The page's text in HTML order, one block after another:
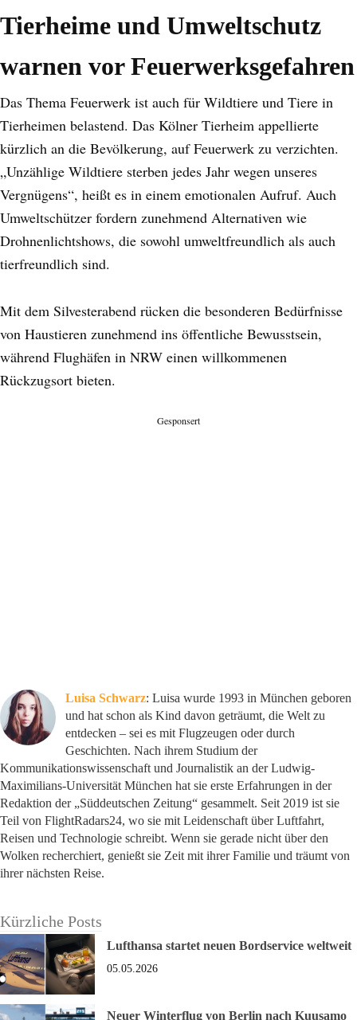
Tierheime und Umweltschutz
warnen vor Feuerwerksgefahren
Das Thema Feuerwerk ist auch für Wildtiere und Tiere in
Tierheimen belastend. Das Kölner Tierheim appellierte
kürzlich an die Bevölkerung, auf Feuerwerk zu verzichten.
„Unzählige Wildtiere sterben jedes Jahr wegen unseres
Vergnügens“, heißt es in einem emotionalen Aufruf. Auch
Umweltschützer fordern zunehmend Alternativen wie
Drohnenlichtshows, die sowohl umweltfreundlich als auch
tierfreundlich sind.
Mit dem Silvesterabend rücken die besonderen Bedürfnisse
von Haustieren zunehmend ins öffentliche Bewusstsein,
während Flughäfen in NRW einen willkommenen
Rückzugsort bieten.
Gesponsert
Luisa Schwarz: Luisa wurde 1993 in München geboren
und hat schon als Kind davon geträumt, die Welt zu
entdecken – sei es mit Flugzeugen oder durch
Geschichten. Nach ihrem Studium der
Kommunikationswissenschaft und Journalistik an der Ludwig-
Maximilians-Universität München hat sie erste Erfahrungen in der
Redaktion der „Süddeutschen Zeitung“ gesammelt. Seit 2019 ist sie
Teil von FlightRadars24, wo sie mit Leidenschaft über Luftfahrt,
Reisen und Technologie schreibt. Wenn sie gerade nicht über den
Wolken recherchiert, genießt sie Zeit mit ihrer Familie und träumt von
ihrer nächsten Reise.
Kürzliche Posts
Lufthansa startet neuen Bordservice weltweit
05.05.2026
Neuer Winterflug von Berlin nach Kuusamo